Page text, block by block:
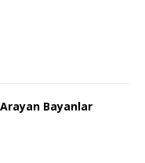
Bayanlar